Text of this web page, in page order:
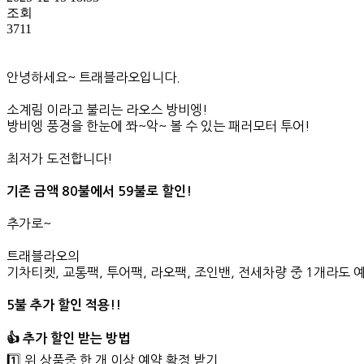
조회
3711
안녕하세요~ 트래블라오입니다.
소계림 이라고 불리는 라오스 방비엥!
방비엥 풍경을 한눈에 쫘~악~ 볼 수 있는 패러모터 투어!
최저가 도전합니다!
기존 금액 80불에서 59불로 할인!
추가로~
트래블라오의
기차티켓, 교통팩, 투어팩, 라오팩, 조인밴, 전세차량 중 1개라도
5불 추가 할인 적용!!
👍 추가 할인 받는 방법
1️⃣ 위 상품중 한 개 이상 예약 확정 받기